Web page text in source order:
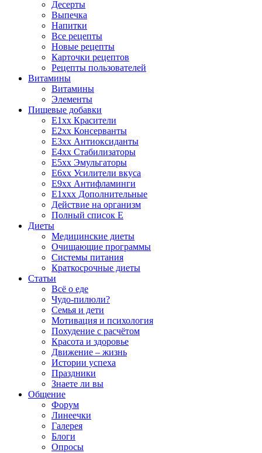
Десерты
Выпечка
Напитки
Все рецепты
Новые рецепты
Карточки рецептов
Рецепты пользователей
Витамины
Витамины
Элементы
Пищевые добавки
E1xx Красители
E2xx Консерванты
E3xx Антиоксиданты
E4xx Стабилизаторы
E5xx Эмульгаторы
E6xx Усилители вкуса
E9xx Антифламинги
E1xxx Дополнительные
Действие на организм
Полный список E
Диеты
Медицинские диеты
Очищающие программы
Системы питания
Краткосрочные диеты
Статьи
Всё о еде
Чудо-пилюли?
Семья и дети
Мотивация и психология
Похудение с расчётом
Красота и здоровье
Движение – жизнь
Истории успеха
Праздники
Знаете ли вы
Общение
Форум
Линеечки
Галерея
Блоги
Опросы